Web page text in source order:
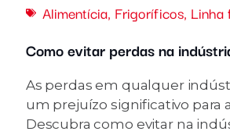
Alimentícia, Frigoríficos, Linha
Como evitar perdas na
As perdas em qualquer
um prejuízo significativo para
Descubra como evitar na